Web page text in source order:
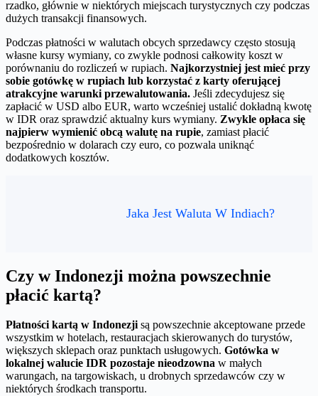
rzadko, głównie w niektórych miejscach turystycznych czy podczas
dużych transakcji finansowych.
Podczas płatności w walutach obcych sprzedawcy często stosują
własne kursy wymiany, co zwykle podnosi całkowity koszt w
porównaniu do rozliczeń w rupiach. Najkorzystniej jest mieć przy
sobie gotówkę w rupiach lub korzystać z karty oferującej
atrakcyjne warunki przewalutowania. Jeśli zdecydujesz się
zapłacić w USD albo EUR, warto wcześniej ustalić dokładną kwotę
w IDR oraz sprawdzić aktualny kurs wymiany. Zwykle opłaca się
najpierw wymienić obcą walutę na rupie, zamiast płacić
bezpośrednio w dolarach czy euro, co pozwala uniknąć
dodatkowych kosztów.
Jaka Jest Waluta W Indiach?
Czy w Indonezji można powszechnie
płacić kartą?
Płatności kartą w Indonezjisą powszechnie akceptowane przede
wszystkim w hotelach, restauracjach skierowanych do turystów,
większych sklepach oraz punktach usługowych. Gotówka w
lokalnej walucie IDR pozostaje nieodzowna w małych
warungach, na targowiskach, u drobnych sprzedawców czy w
niektórych środkach transportu.